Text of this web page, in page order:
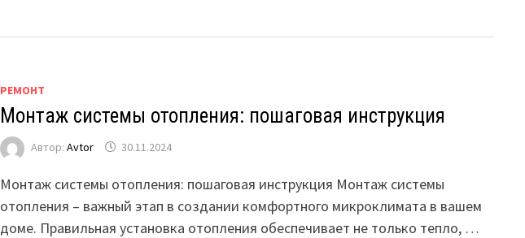
РЕМОНТ
Монтаж системы отопления: пошаговая инструкция
Автор:Avtor 30.11.2024
Монтаж системы отопления: пошаговая инструкция Монтаж системы
отопления – важный этап в создании комфортного микроклимата в вашем
доме. Правильная установка отопления обеспечивает не только тепло, …